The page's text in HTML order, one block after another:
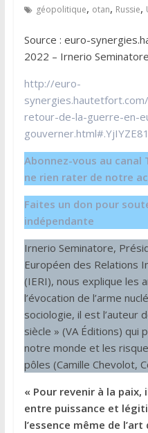
géopolitique, otan, Russie,
Source : euro-
2022 – Irnerio Seminatore
http://euro-
retour-de-la-guerre-en-
Abonnez-vous au
ne rien rater de notre
Faites un don pour
indépendante
Irnerio Seminatore,
Européen des Relations
(IERI), nous explique les
l’évocation de l’arme
sociologie, il est l’auteur
siècle » (VA Éditions) qui
notre monde et les
pôles (Camille Chevolot,
« Pour revenir à la
entre puissance et
l’essence même de